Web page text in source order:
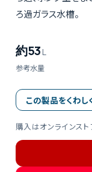
ろ過ガラス水槽。
約53 L
参考水量
この製品をくわし
購入はオンラインス